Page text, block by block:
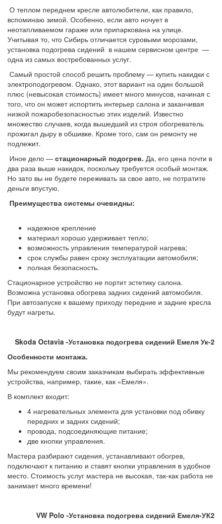
О теплом переднем кресле автолюбители, как правило,
вспоминаю зимой. Особенно, если авто ночует в
неотапливаемом гараже или припаркована на улице.
Учитывая то, что Сибирь отличается суровыми морозами,
установка подогрева сидений в нашем сервисном центре —
одна из самых востребованных услуг.
Самый простой способ решить проблему — купить накидки с
электроподогревом. Однако, этот вариант на один большой
плюс (невысокая стоимость) имеет много минусов, начиная с
того, что он может испортить интерьер салона и заканчивая
низкой пожаробезопасностью этих изделий. Известно
множество случаев, когда вышедший из строя обогреватель
прожигал дыру в обшивке. Кроме того, сам он ремонту не
подлежит.
Иное дело — стационарный подогрев. Да, его цена почти в
два раза выше накидок, поскольку требуется особый монтаж.
Но зато вы не будете переживать за свое авто, не потратите
деньги впустую.
Преимущества системы очевидны:
надежное крепление
материал хорошо удерживает тепло;
возможность управления температурой нагрева;
срок службы равен сроку эксплуатации автомобиля;
полная безопасность.
Стационарное устройство не портит эстетику салона.
Возможна установка обогрева задних сидений автомобиля.
При автозапуске к вашему приходу передние и задние кресла
будут нагреты.
Skoda Octavia -Установка подогрева сидений Емеля Ук-2
Особенности монтажа.
Мы рекомендуем своим заказчикам выбирать эффективные
устройства, например, такие, как «Емеля».
В комплект входит:
4 нагревательных элемента для установки под обивку
передних и задних сидений;
провода, подсоединяющие питание;
две кнопки управления.
Мастера разбирают сидения, устанавливают обогрев,
подключают к питанию и ставят кнопки управления в удобное
место. Стоимость услуг мастера не высокая, так-как работа не
занимает много времени!
VW Polo -Установка подогрева сидений Емеля-УК2